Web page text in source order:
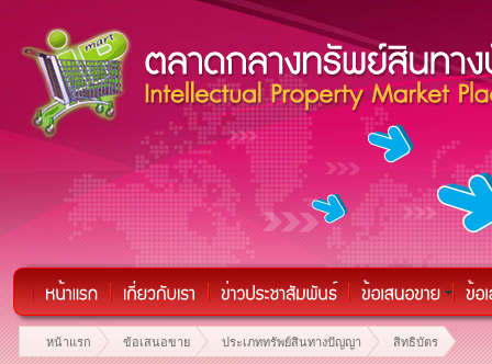
หน้าแรก ข้อเสนอขาย ประเภททรัพย์สินทางปัญญา สิทธิบัตร